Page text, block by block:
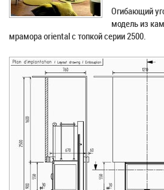
Огибающий
модель из
мрамора oriental с топкой серии 2500.